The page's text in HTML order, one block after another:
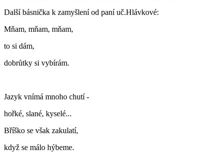
Další básnička k zamyšlení od paní uč.Hlávkové:
Mňam, mňam, mňam,
to si dám,
dobrůtky si vybírám.
Jazyk vnímá mnoho chutí -
hořké, slané, kyselé...
Bříško se však zakulatí,
když se málo hýbeme.